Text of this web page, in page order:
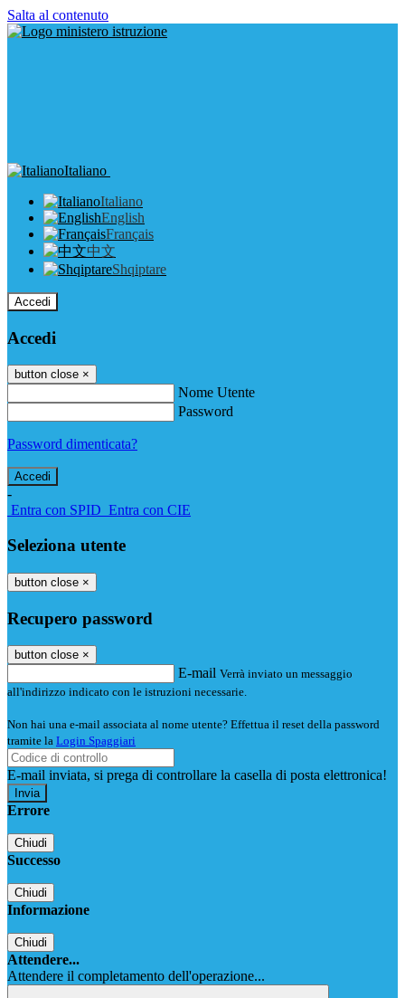
Salta al contenuto
Italiano
Italiano
English
Français
中文
Shqiptare
Accedi
Accedi
button close ×
Nome Utente
Password
Password dimenticata?
-
Entra con SPID Entra con CIE
Seleziona utente
button close ×
Recupero password
button close ×
E-mail Verrà inviato un messaggio
all'indirizzo indicato con le istruzioni necessarie.
Non hai una e-mail associata al nome utente? Effettua il reset della password
tramite la Login Spaggiari
E-mail inviata, si prega di controllare la casella di posta elettronica!
Errore
Chiudi
Successo
Chiudi
Informazione
Chiudi
Attendere...
Attendere il completamento dell'operazione...